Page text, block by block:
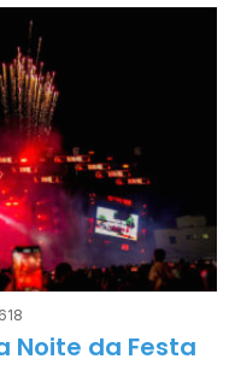
618
Noite da Festa